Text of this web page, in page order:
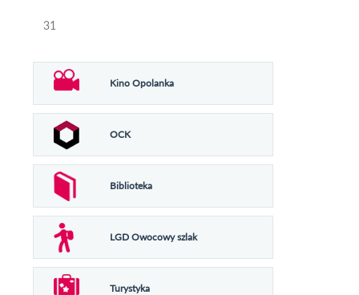
31
Kino Opolanka
OCK
Biblioteka
LGD Owocowy szlak
Turystyka